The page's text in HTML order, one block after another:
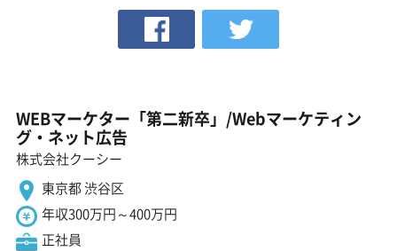
WEBマーケター「第二新卒」/Webマーケティン
グ・ネット広告
株式会社クーシー
東京都 渋谷区
年収300万円～400万円
正社員